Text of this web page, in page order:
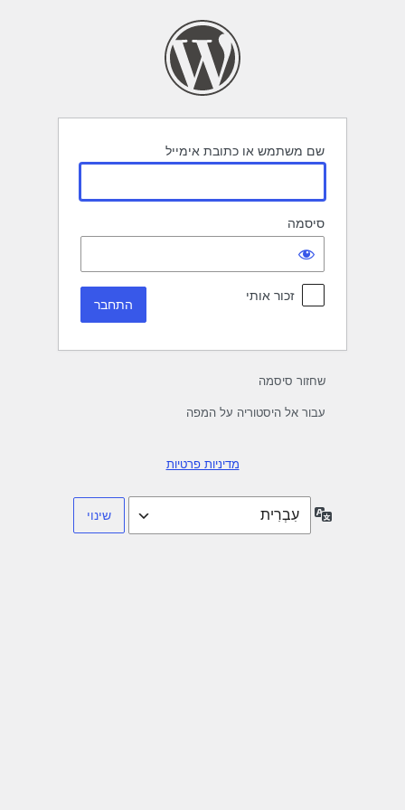
שם משתמש או כתובת אימייל
סיסמה
זכור אותי
שחזור סיסמה
עבור אל היסטוריה על המפה
מדיניות פרטיות
שפה